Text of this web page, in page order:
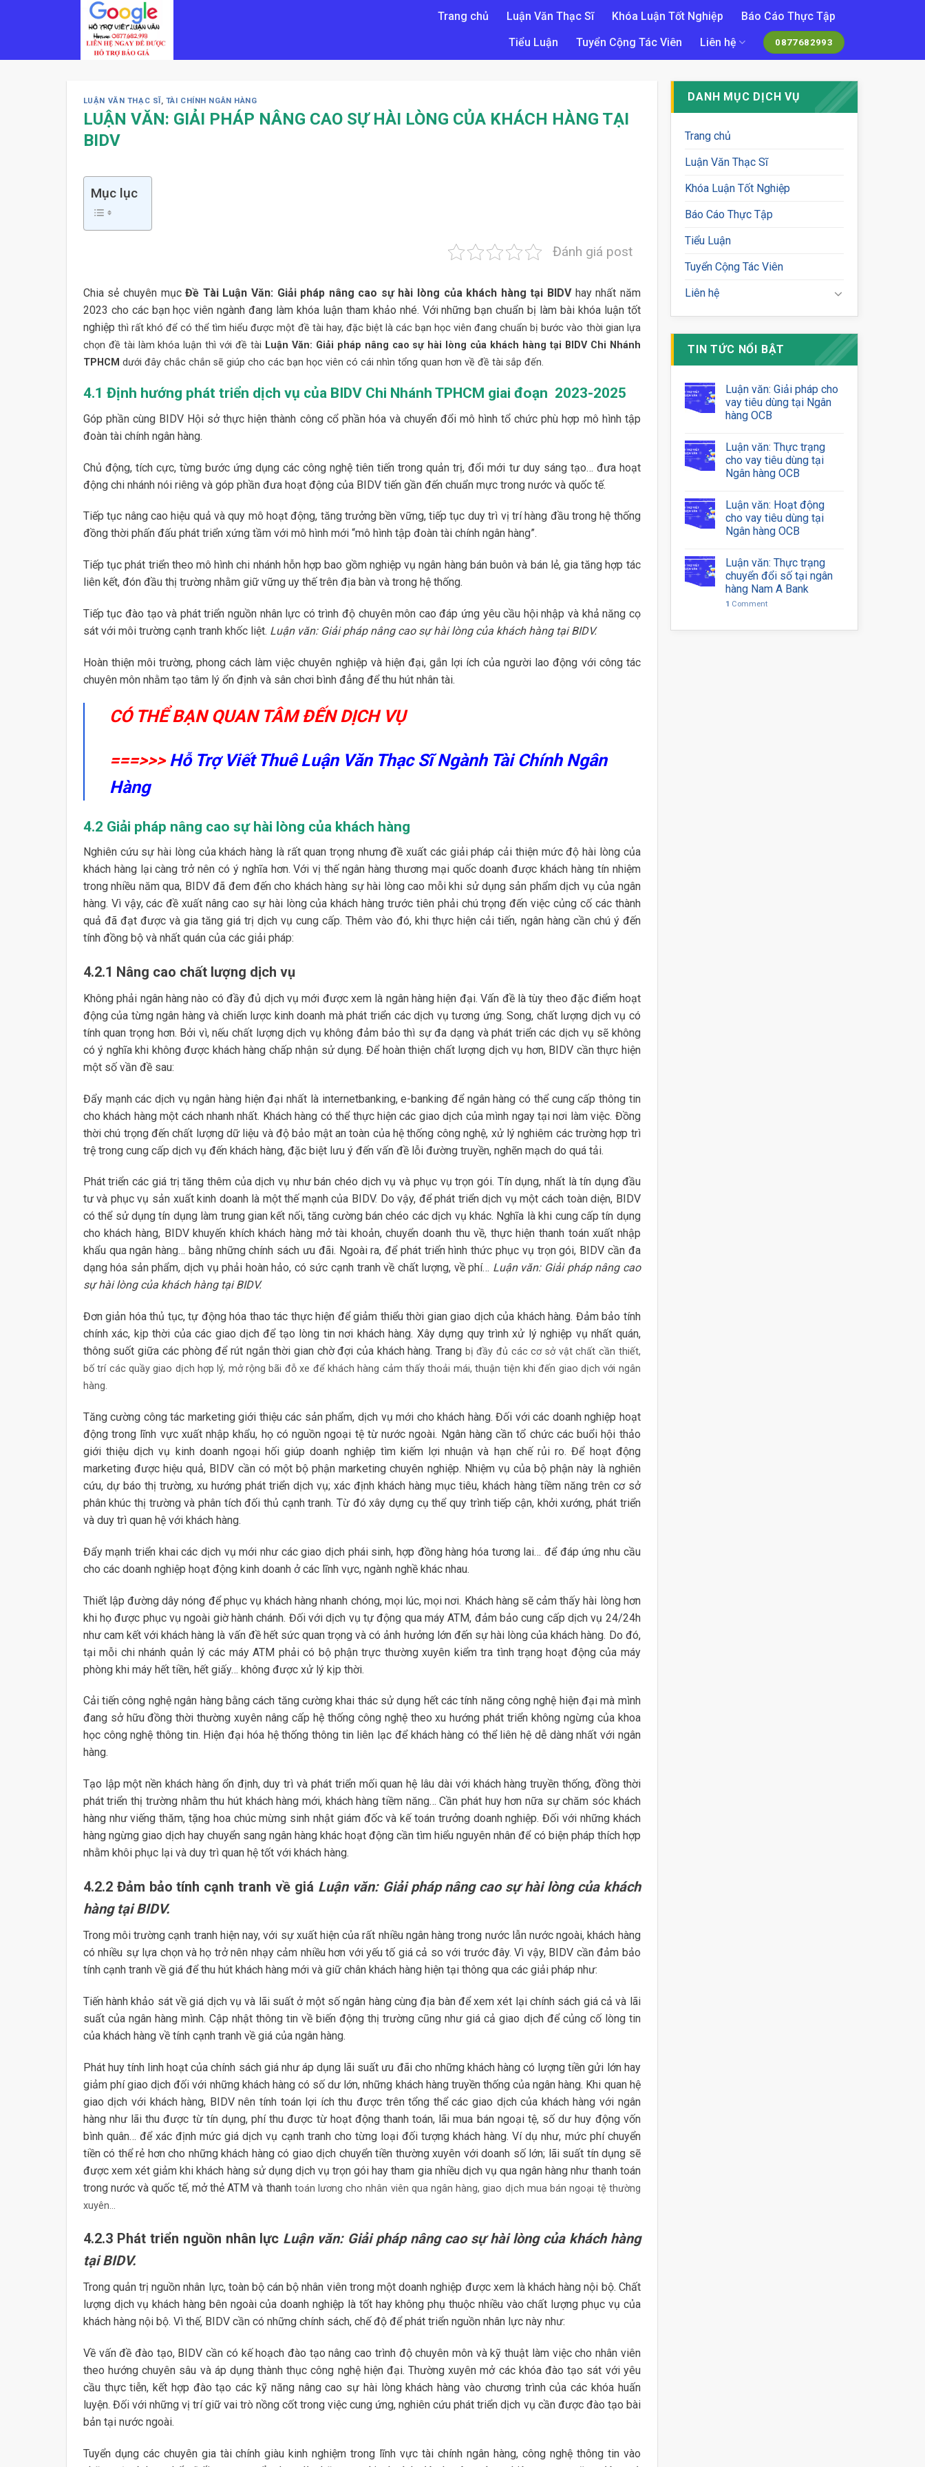
Trang chủ Luận Văn Thạc Sĩ Khóa Luận Tốt Nghiệp
Báo Cáo Thực Tập
Tiểu Luận
Tuyển Cộng Tác Viên Liên hệ 0877682993
LUẬN VĂN THẠC SĨ , TÀI CHÍNH NGÂN HÀNG
LUẬN VĂN: GIẢI PHÁP NÂNG CAO SỰ HÀI LÒNG CỦA KHÁCH HÀNG TẠI
BIDV
Mục lục
Đánh giá post
Chia sẻ chuyên mụcĐề Tài Luận Văn: Giải pháp nâng cao sự hài lòng của khách hàng tại BIDVhay nhất năm
2023 cho các bạn học viên ngành đang làm khóa luận tham khảo nhé. Với những bạn chuẩn bị làm bài khóa luận tốt
nghiệp thì rất khó để có thể tìm hiểu được một đề tài hay, đặc biệt là các bạn học viên đang chuẩn bị bước vào thời gian lựa
chọn đề tài làm khóa luận thì với đề tài Luận Văn: Giải pháp nâng cao sự hài lòng của khách hàng tại BIDV Chi Nhánh
TPHCM dưới đây chắc chắn sẽ giúp cho các bạn học viên có cái nhìn tổng quan hơn về đề tài sắp đến.
4.1 Định hướng phát triển dịch vụ của BIDV Chi Nhánh TPHCM giai đoạn 2023-2025
Góp phần cùng BIDV Hội sở thực hiện thành công cổ phần hóa và chuyển đổi mô hình tổ chức phù hợp mô hình tập
đoàn tài chính ngân hàng.
Chủ động, tích cực, từng bước ứng dụng các công nghệ tiên tiến trong quản trị, đổi mới tư duy sáng tạo… đưa hoạt
động chi nhánh nói riêng và góp phần đưa hoạt động của BIDV tiến gần đến chuẩn mực trong nước và quốc tế.
Tiếp tục nâng cao hiệu quả và quy mô hoạt động, tăng trưởng bền vững, tiếp tục duy trì vị trí hàng đầu trong hệ thống
đồng thời phấn đấu phát triển xứng tầm với mô hình mới “mô hình tập đoàn tài chính ngân hàng”.
Tiếp tục phát triển theo mô hình chi nhánh hỗn hợp bao gồm nghiệp vụ ngân hàng bán buôn và bán lẻ, gia tăng hợp tác
liên kết, đón đầu thị trường nhằm giữ vững uy thế trên địa bàn và trong hệ thống.
Tiếp tục đào tạo và phát triển nguồn nhân lực có trình độ chuyên môn cao đáp ứng yêu cầu hội nhập và khả năng cọ
sát với môi trường cạnh tranh khốc liệt. Luận văn: Giải pháp nâng cao sự hài lòng của khách hàng tại BIDV.
Hoàn thiện môi trường, phong cách làm việc chuyên nghiệp và hiện đại, gắn lợi ích của người lao động với công tác
chuyên môn nhằm tạo tâm lý ổn định và sân chơi bình đẳng để thu hút nhân tài.
CÓ THỂ BẠN QUAN TÂM ĐẾN DỊCH VỤ
===>>> Hỗ Trợ Viết Thuê Luận Văn Thạc Sĩ Ngành Tài Chính Ngân
Hàng
4.2 Giải pháp nâng cao sự hài lòng của khách hàng
Nghiên cứu sự hài lòng của khách hàng là rất quan trọng nhưng đề xuất các giải pháp cải thiện mức độ hài lòng của
khách hàng lại càng trở nên có ý nghĩa hơn. Với vị thế ngân hàng thương mại quốc doanh được khách hàng tín nhiệm
trong nhiều năm qua, BIDV đã đem đến cho khách hàng sự hài lòng cao mỗi khi sử dụng sản phẩm dịch vụ của ngân
hàng. Vì vậy, các đề xuất nâng cao sự hài lòng của khách hàng trước tiên phải chú trọng đến việc củng cố các thành
quả đã đạt được và gia tăng giá trị dịch vụ cung cấp. Thêm vào đó, khi thực hiện cải tiến, ngân hàng cần chú ý đến
tính đồng bộ và nhất quán của các giải pháp:
4.2.1 Nâng cao chất lượng dịch vụ
Không phải ngân hàng nào có đầy đủ dịch vụ mới được xem là ngân hàng hiện đại. Vấn đề là tùy theo đặc điểm hoạt
động của từng ngân hàng và chiến lược kinh doanh mà phát triển các dịch vụ tương ứng. Song, chất lượng dịch vụ có
tính quan trọng hơn. Bởi vì, nếu chất lượng dịch vụ không đảm bảo thì sự đa dạng và phát triển các dịch vụ sẽ không
có ý nghĩa khi không được khách hàng chấp nhận sử dụng. Để hoàn thiện chất lượng dịch vụ hơn, BIDV cần thực hiện
một số vần đề sau:
Đẩy mạnh các dịch vụ ngân hàng hiện đại nhất là internetbanking, e-banking để ngân hàng có thể cung cấp thông tin
cho khách hàng một cách nhanh nhất. Khách hàng có thể thực hiện các giao dịch của mình ngay tại nơi làm việc. Đồng
thời chú trọng đến chất lượng dữ liệu và độ bảo mật an toàn của hệ thống công nghệ, xử lý nghiêm các trường hợp trì
trệ trong cung cấp dịch vụ đến khách hàng, đặc biệt lưu ý đến vấn đề lỗi đường truyền, nghẽn mạch do quá tải.
Phát triển các giá trị tăng thêm của dịch vụ như bán chéo dịch vụ và phục vụ trọn gói. Tín dụng, nhất là tín dụng đầu
tư và phục vụ sản xuất kinh doanh là một thế mạnh của BIDV. Do vậy, để phát triển dịch vụ một cách toàn diện, BIDV
có thể sử dụng tín dụng làm trung gian kết nối, tăng cường bán chéo các dịch vụ khác. Nghĩa là khi cung cấp tín dụng
cho khách hàng, BIDV khuyến khích khách hàng mở tài khoản, chuyển doanh thu về, thực hiện thanh toán xuất nhập
khẩu qua ngân hàng… bằng những chính sách ưu đãi. Ngoài ra, để phát triển hình thức phục vụ trọn gói, BIDV cần đa
dạng hóa sản phẩm, dịch vụ phải hoàn hảo, có sức cạnh tranh về chất lượng, về phí… Luận văn: Giải pháp nâng cao
sự hài lòng của khách hàng tại BIDV.
Đơn giản hóa thủ tục, tự động hóa thao tác thực hiện để giảm thiểu thời gian giao dịch của khách hàng. Đảm bảo tính
chính xác, kịp thời của các giao dịch để tạo lòng tin nơi khách hàng. Xây dựng quy trình xử lý nghiệp vụ nhất quán,
thông suốt giữa các phòng để rút ngắn thời gian chờ đợi của khách hàng. Trang bị đầy đủ các cơ sở vật chất cần thiết,
bố trí các quầy giao dịch hợp lý, mở rộng bãi đỗ xe để khách hàng cảm thấy thoải mái, thuận tiện khi đến giao dịch với ngân
hàng.
Tăng cường công tác marketing giới thiệu các sản phẩm, dịch vụ mới cho khách hàng. Đối với các doanh nghiệp hoạt
động trong lĩnh vực xuất nhập khẩu, họ có nguồn ngoại tệ từ nước ngoài. Ngân hàng cần tổ chức các buổi hội thảo
giới thiệu dịch vụ kinh doanh ngoại hối giúp doanh nghiệp tìm kiếm lợi nhuận và hạn chế rủi ro. Để hoạt động
marketing được hiệu quả, BIDV cần có một bộ phận marketing chuyên nghiệp. Nhiệm vụ của bộ phận này là nghiên
cứu, dự báo thị trường, xu hướng phát triển dịch vụ; xác định khách hàng mục tiêu, khách hàng tiềm năng trên cơ sở
phân khúc thị trường và phân tích đối thủ cạnh tranh. Từ đó xây dựng cụ thể quy trình tiếp cận, khởi xướng, phát triển
và duy trì quan hệ với khách hàng.
Đẩy mạnh triển khai các dịch vụ mới như các giao dịch phái sinh, hợp đồng hàng hóa tương lai… để đáp ứng nhu cầu
cho các doanh nghiệp hoạt động kinh doanh ở các lĩnh vực, ngành nghề khác nhau.
Thiết lập đường dây nóng để phục vụ khách hàng nhanh chóng, mọi lúc, mọi nơi. Khách hàng sẽ cảm thấy hài lòng hơn
khi họ được phục vụ ngoài giờ hành chánh. Đối với dịch vụ tự động qua máy ATM, đảm bảo cung cấp dịch vụ 24/24h
như cam kết với khách hàng là vấn đề hết sức quan trọng và có ảnh hưởng lớn đến sự hài lòng của khách hàng. Do đó,
tại mỗi chi nhánh quản lý các máy ATM phải có bộ phận trực thường xuyên kiểm tra tình trạng hoạt động của máy
phòng khi máy hết tiền, hết giấy… không được xử lý kịp thời.
Cải tiến công nghệ ngân hàng bằng cách tăng cường khai thác sử dụng hết các tính năng công nghệ hiện đại mà mình
đang sở hữu đồng thời thường xuyên nâng cấp hệ thống công nghệ theo xu hướng phát triển không ngừng của khoa
học công nghệ thông tin. Hiện đại hóa hệ thống thông tin liên lạc để khách hàng có thể liên hệ dễ dàng nhất với ngân
hàng.
Tạo lập một nền khách hàng ổn định, duy trì và phát triển mối quan hệ lâu dài với khách hàng truyền thống, đồng thời
phát triển thị trường nhằm thu hút khách hàng mới, khách hàng tiềm năng… Cần phát huy hơn nữa sự chăm sóc khách
hàng như viếng thăm, tặng hoa chúc mừng sinh nhật giám đốc và kế toán trưởng doanh nghiệp. Đối với những khách
hàng ngừng giao dịch hay chuyển sang ngân hàng khác hoạt động cần tìm hiểu nguyên nhân để có biện pháp thích hợp
nhằm khôi phục lại và duy trì quan hệ tốt với khách hàng.
4.2.2 Đảm bảo tính cạnh tranh về giá Luận văn: Giải pháp nâng cao sự hài lòng của khách
hàng tại BIDV.
Trong môi trường cạnh tranh hiện nay, với sự xuất hiện của rất nhiều ngân hàng trong nước lẫn nước ngoài, khách hàng
có nhiều sự lựa chọn và họ trở nên nhạy cảm nhiều hơn với yếu tố giá cả so với trước đây. Vì vậy, BIDV cần đảm bảo
tính cạnh tranh về giá để thu hút khách hàng mới và giữ chân khách hàng hiện tại thông qua các giải pháp như:
Tiến hành khảo sát về giá dịch vụ và lãi suất ở một số ngân hàng cùng địa bàn để xem xét lại chính sách giá cả và lãi
suất của ngân hàng mình. Cập nhật thông tin về biến động thị trường cũng như giá cả giao dịch để củng cố lòng tin
của khách hàng về tính cạnh tranh về giá của ngân hàng.
Phát huy tính linh hoạt của chính sách giá như áp dụng lãi suất ưu đãi cho những khách hàng có lượng tiền gửi lớn hay
giảm phí giao dịch đối với những khách hàng có số dư lớn, những khách hàng truyền thống của ngân hàng. Khi quan hệ
giao dịch với khách hàng, BIDV nên tính toán lợi ích thu được trên tổng thể các giao dịch của khách hàng với ngân
hàng như lãi thu được từ tín dụng, phí thu được từ hoạt động thanh toán, lãi mua bán ngoại tệ, số dư huy động vốn
bình quân… để xác định mức giá dịch vụ cạnh tranh cho từng loại đối tượng khách hàng. Ví dụ như, mức phí chuyển
tiền có thể rẻ hơn cho những khách hàng có giao dịch chuyển tiền thường xuyên với doanh số lớn; lãi suất tín dụng sẽ
được xem xét giảm khi khách hàng sử dụng dịch vụ trọn gói hay tham gia nhiều dịch vụ qua ngân hàng như thanh toán
trong nước và quốc tế, mở thẻ ATM và thanh toán lương cho nhân viên qua ngân hàng, giao dịch mua bán ngoại tệ thường
xuyên…
4.2.3 Phát triển nguồn nhân lực Luận văn: Giải pháp nâng cao sự hài lòng của khách hàng
tại BIDV.
Trong quản trị nguồn nhân lực, toàn bộ cán bộ nhân viên trong một doanh nghiệp được xem là khách hàng nội bộ. Chất
lượng dịch vụ khách hàng bên ngoài của doanh nghiệp là tốt hay không phụ thuộc nhiều vào chất lượng phục vụ của
khách hàng nội bộ. Vì thế, BIDV cần có những chính sách, chế độ để phát triển nguồn nhân lực này như:
Về vấn đề đào tạo, BIDV cần có kế hoạch đào tạo nâng cao trình độ chuyên môn và kỹ thuật làm việc cho nhân viên
theo hướng chuyên sâu và áp dụng thành thục công nghệ hiện đại. Thường xuyên mở các khóa đào tạo sát với yêu
cầu thực tiễn, kết hợp đào tạo các kỹ năng nâng cao sự hài lòng khách hàng vào chương trình của các khóa huấn
luyện. Đối với những vị trí giữ vai trò nồng cốt trong việc cung ứng, nghiên cứu phát triển dịch vụ cần được đào tạo bài
bản tại nước ngoài.
Tuyển dụng các chuyên gia tài chính giàu kinh nghiệm trong lĩnh vực tài chính ngân hàng, công nghệ thông tin vào
DANH MỤC DỊCH VỤ
Trang chủ
Luận Văn Thạc Sĩ
Khóa Luận Tốt Nghiệp
Báo Cáo Thực Tập
Tiểu Luận
Tuyển Cộng Tác Viên
Liên hệ
TIN TỨC NỔI BẬT
Luận văn: Giải pháp cho
vay tiêu dùng tại Ngân
hàng OCB
Luận văn: Thực trạng
cho vay tiêu dùng tại
Ngân hàng OCB
Luận văn: Hoạt động
cho vay tiêu dùng tại
Ngân hàng OCB
Luận văn: Thực trạng
chuyển đổi số tại ngân
hàng Nam A Bank
1 Comment